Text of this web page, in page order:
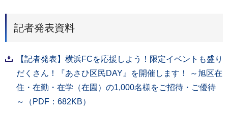
記者発表資料
【記者発表】横浜FCを応援しよう！限定イベントも盛り
だくさん！『あさひ区民DAY』を開催します！ ～旭区在
住・在勤・在学（在園）の1,000名様をご招待・ご優待
～（PDF：682KB）